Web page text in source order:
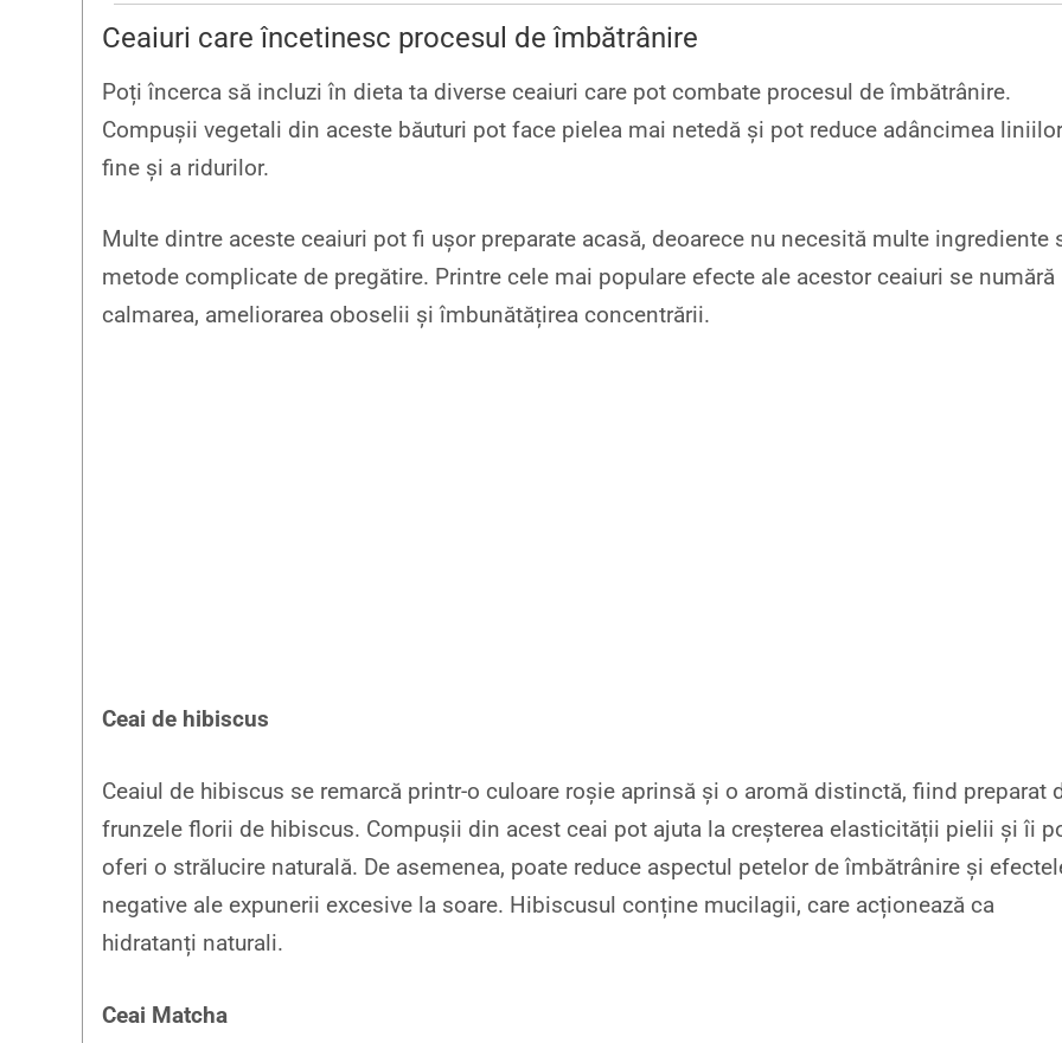
Ceaiuri care încetinesc procesul de îmbătrânire
Poți încerca să incluzi în dieta ta diverse ceaiuri care pot combate procesul de îmbătrânire.
Compușii vegetali din aceste băuturi pot face pielea mai netedă și pot reduce adâncimea
fine și a ridurilor.
Multe dintre aceste ceaiuri pot fi ușor preparate acasă, deoarece nu necesită multe ingrediente
metode complicate de pregătire. Printre cele mai populare efecte ale acestor ceaiuri se numără
calmarea, ameliorarea oboselii și îmbunătățirea concentrării.
Ceai de hibiscus
Ceaiul de hibiscus se remarcă printr-o culoare roșie aprinsă și o aromă distinctă, fiind preparat
frunzele florii de hibiscus. Compușii din acest ceai pot ajuta la creșterea elasticității pielii și îi
oferi o strălucire naturală. De asemenea, poate reduce aspectul petelor de îmbătrânire și
negative ale expunerii excesive la soare. Hibiscusul conține mucilagii, care acționează ca
hidratanți naturali.
Ceai Matcha